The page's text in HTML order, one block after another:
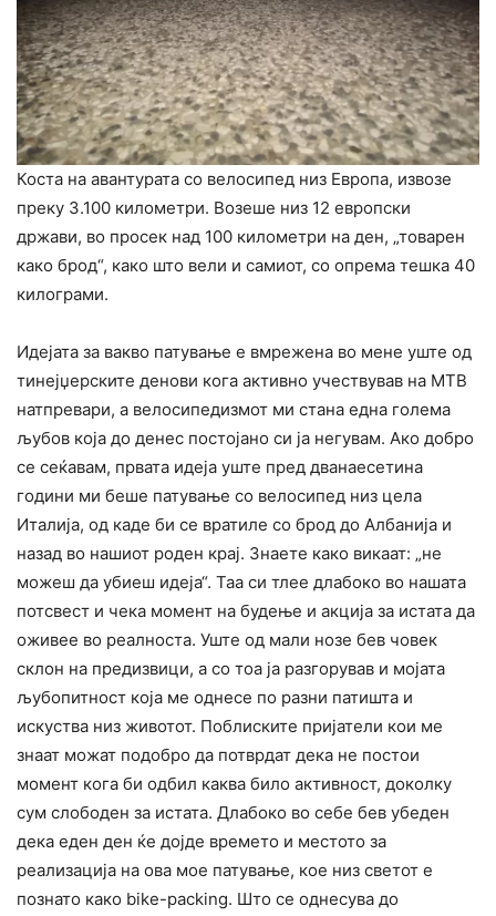
Коста на авантурата со велосипед низ Европа, извозе
преку 3.100 километри. Возеше низ 12 европски
држави, во просек над 100 километри на ден, „товарен
како брод“, како што вели и самиот, со опрема тешка 40
килограми.
Идејата за вакво патување е вмрежена во мене уште од
тинејџерските денови кога активно учествував на МТВ
натпревари, а велосипедизмот ми стана една голема
љубов која до денес постојано си ја негувам. Ако добро
се сеќавам, првата идеја уште пред дванаесетина
години ми беше патување со велосипед низ цела
Италија, од каде би се вратиле со брод до Албанија и
назад во нашиот роден крај. Знаете како викаат: „не
можеш да убиеш идеја“. Таа си тлее длабоко во нашата
потсвест и чека момент на будење и акција за истата да
оживее во реалноста. Уште од мали нозе бев човек
склон на предизвици, а со тоа ја разгорував и мојата
љубопитност која ме однесе по разни патишта и
искуства низ животот. Поблиските пријатели кои ме
знаат можат подобро да потврдат дека не постои
момент кога би одбил каква било активност, доколку
сум слободен за истата. Длабоко во себе бев убеден
дека еден ден ќе дојде времето и местото за
реализација на ова мое патување, кое низ светот е
познато како bike-packing. Што се однесува до